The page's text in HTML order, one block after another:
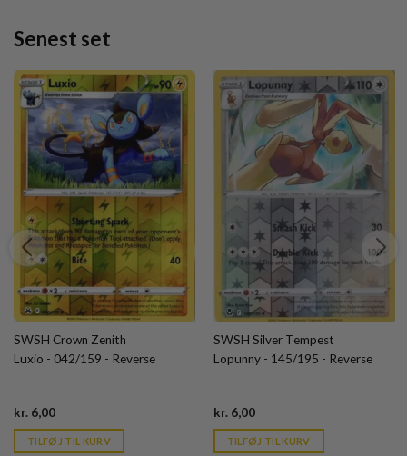
Senest set
SWSH Crown Zenith
Luxio - 042/159 - Reverse
kr. 6,00Current
is:
kr. 39,95.
TILFØJ TIL KURV
SWSH Silver Tempest
Lopunny - 145/195 - Reverse
kr.6,00Current
is:
kr. 39,95.
TILFØJ TIL KURV